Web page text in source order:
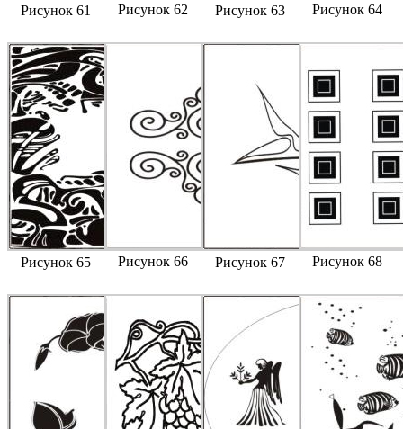
Рисунок 61 Рисунок 62 Рисунок 63 Рисунок 64
Рисунок 65 Рисунок 66 Рисунок 67 Рисунок 68